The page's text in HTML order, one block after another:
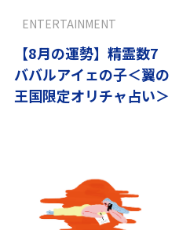
【8月の運勢】精霊数7
ババルアイェの子＜翼の
王国限定オリチャ占い＞
ENTERTAINMENT